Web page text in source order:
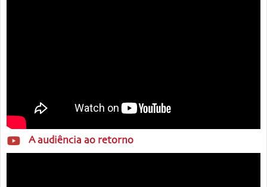
A audiência ao retorno